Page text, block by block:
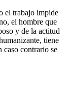
el trabajo impide
el hombre que
y de la actitud
tiene
caso contrario se